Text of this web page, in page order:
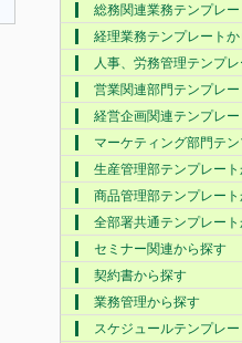
総務関連業務テンプレ
経理業務テンプレート
人事、労務管理テンプ
営業関連部門テンプレ
経営企画関連テンプレ
マーケティング部門テ
生産管理部テンプレー
商品管理部テンプレー
全部署共通テンプレー
セミナー関連から探す
契約書から探す
業務管理から探す
スケジュールテンプレ